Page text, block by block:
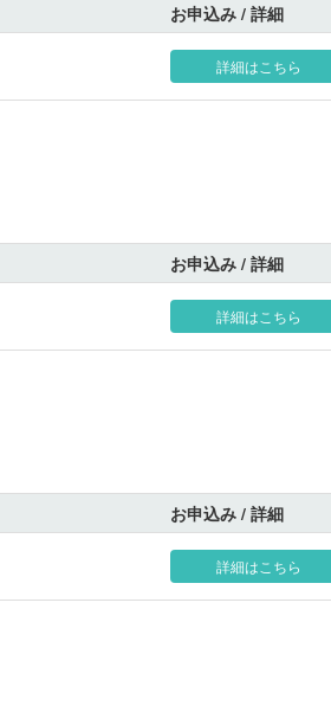
お申込み / 詳細
詳細はこちら
お申込み / 詳細
詳細はこちら
お申込み / 詳細
詳細はこちら